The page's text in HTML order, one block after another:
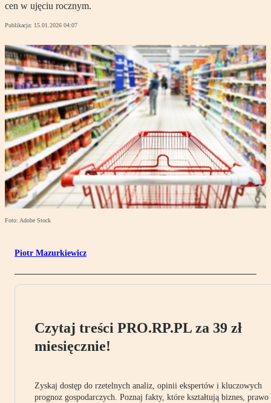
cen w ujęciu rocznym.
Publikacja: 15.01.2026 04:07
Foto: Adobe Stock
Piotr Mazurkiewicz
Czytaj treści PRO.RP.PL za 39 zł
miesięcznie!
Zyskaj dostęp do rzetelnych analiz, opinii ekspertów i kluczowych
prognoz gospodarczych. Poznaj fakty, które kształtują biznes, prawo